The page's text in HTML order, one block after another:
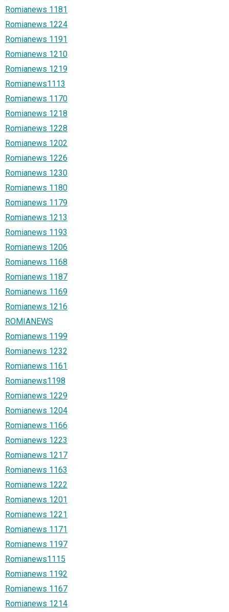
Romianews 1181
Romianews 1224
Romianews 1191
Romianews 1210
Romianews 1219
Romianews1113
Romianews 1170
Romianews 1218
Romianews 1228
Romianews 1202
Romianews 1226
Romianews 1230
Romianews 1180
Romianews 1179
Romianews 1213
Romianews 1193
Romianews 1206
Romianews 1168
Romianews 1187
Romianews 1169
Romianews 1216
ROMIANEWS
Romianews 1199
Romianews 1232
Romianews 1161
Romianews1198
Romianews 1229
Romianews 1204
Romianews 1166
Romianews 1223
Romianews 1217
Romianews 1163
Romianews 1222
Romianews 1201
Romianews 1221
Romianews 1171
Romianews 1197
Romianews1115
Romianews 1192
Romianews 1167
Romianews 1214